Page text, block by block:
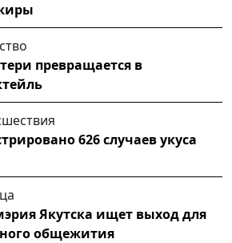
превращается в
626 случаев укуса
Якутска ищет выход для
общежития